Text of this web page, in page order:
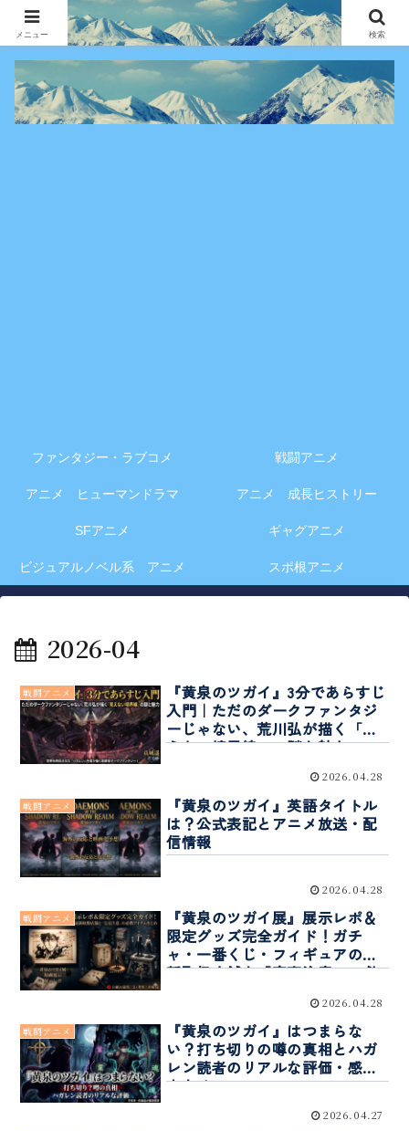
アニメ・漫画・VOD作品の見どころ、配信情報、登場人物や物語の考察を、作
品別・ジャンル別に分かりやすく紹介する専門ブログです。
ファンタジー・ラブコメ 戦闘アニメ
アニメ ヒューマンドラマ アニメ 成長ヒストリー
SFアニメ ギャグアニメ
ビジュアルノベル系 アニメ スポ根アニメ
2026-04
戦闘アニメ
『黄泉のツガイ』3分であらすじ
入門｜ただのダークファンタジ
ーじゃない、荒川弘が描く「見
えない境界線」の謎と魅力
2026.04.28
戦闘アニメ
『黄泉のツガイ』英語タイトル
は？公式表記とアニメ放送・配
信情報
2026.04.28
戦闘アニメ
『黄泉のツガイ展』展示レポ＆
限定グッズ完全ガイド！ガチ
ャ・一番くじ・フィギュアの最
新取扱店舗と「完売注意」の必
2026.04.28
戦闘アニメ
『黄泉のツガイ』はつまらな
い？打ち切りの噂の真相とハガ
レン読者のリアルな評価・感想
まとめ
2026.04.27
メニュー 検索